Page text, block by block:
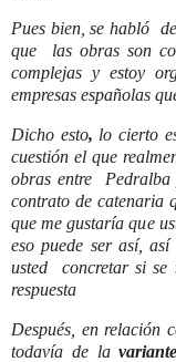
Pues bien, se habló
que las obras son
complejas y estoy
empresas españolas
Dicho esto, lo cierto
cuestión el que
obras entre Pedralba
contrato de catenaria
que me gustaría que
eso puede ser así,
usted concretar si se
respuesta
Después, en relación
todavía de la